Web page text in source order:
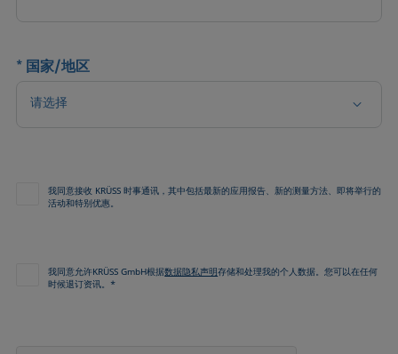
* 国家/地区
请选择
我同意接收 KRÜSS 时事通讯，其中包括最新的应用报告、新的测量方法、即将举行的
活动和特别优惠。
我同意允许KRÜSS GmbH根据数据隐私声明存储和处理我的个人数据。您可以在任何
时候退订资讯。*